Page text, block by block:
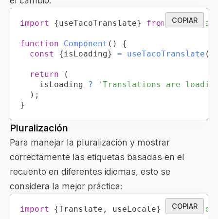
COPIAR
import {useTacoTranslate} from
function Component ( )
{
const
{isLoading} = useTacoTranslate (
return
(
		isLoading
?
'Translations are
) ;
}
Pluralización
Para manejar la pluralización y mostrar
correctamente las etiquetas basadas en el
recuento en diferentes idiomas, esto se
considera la mejor práctica:
COPIAR
import {Translate , useLocale} from